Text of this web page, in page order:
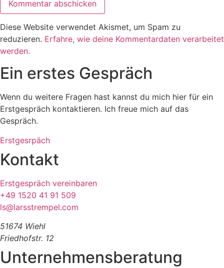
Diese Website verwendet Akismet, um Spam zu
reduzieren. Erfahre, wie deine Kommentardaten verarbeitet
werden.
Ein erstes Gespräch
Wenn du weitere Fragen hast kannst du mich hier für ein
Erstgespräch kontaktieren. Ich freue mich auf das
Gespräch.
Erstgesrpäch
Kontakt
Erstgespräch vereinbaren
+49 1520 41 91 509
ls@larsstrempel.com
51674 Wiehl
Friedhofstr. 12
Unternehmensberatung